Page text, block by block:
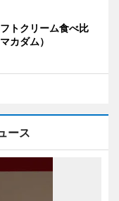
トクリーム食べ比
カダム）
ース